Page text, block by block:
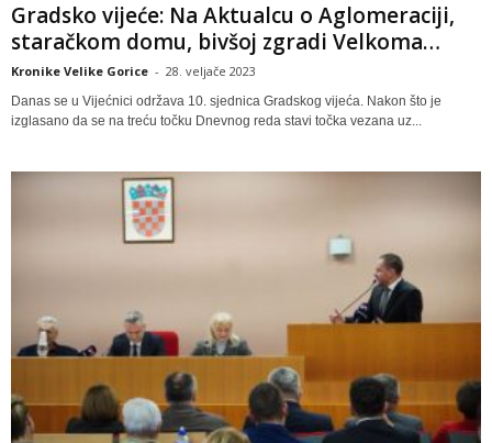
Gradsko vijeće: Na Aktualcu o Aglomeraciji,
staračkom domu, bivšoj zgradi Velkoma…
Kronike Velike Gorice - 28. veljače 2023
Danas se u Vijećnici održava 10. sjednica Gradskog vijeća. Nakon što je
izglasano da se na treću točku Dnevnog reda stavi točka vezana uz...